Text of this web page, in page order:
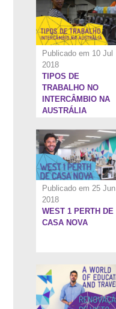
Publicado em 10 Jul
2018
TIPOS DE
TRABALHO NO
INTERCÂMBIO NA
AUSTRÁLIA
Publicado em 25 Jun
2018
2:37''
WEST 1 PERTH DE
CASA NOVA